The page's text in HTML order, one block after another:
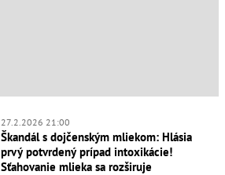
27.2.2026 21:00
Škandál s dojčenským mliekom: Hlásia
prvý potvrdený prípad intoxikácie!
Sťahovanie mlieka sa rozširuje